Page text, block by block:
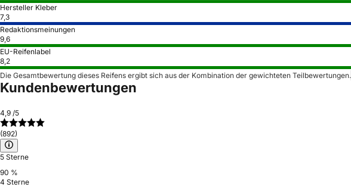
Hersteller Kleber
7,3
Redaktionsmeinungen
9,6
EU-Reifenlabel
8,2
Die Gesamtbewertung dieses Reifens ergibt sich aus der Kombination der gewichteten Teilbewertungen.
Kundenbewertungen
4,9 /5
(892)
5 Sterne
90 %
4 Sterne